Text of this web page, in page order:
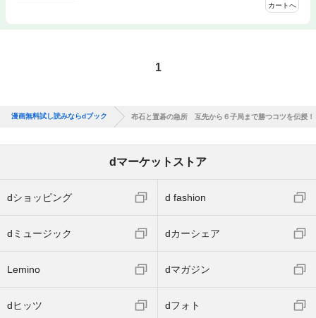
カートへ
1
漫画無料試し読みならdブック 布石と置碁の急所 互先から６子局まで勝つコツを伝授！
dマーケットストア
dショッピング d fashion
dミュージック dカーシェア
Lemino dマガジン
dヒッツ dフォト